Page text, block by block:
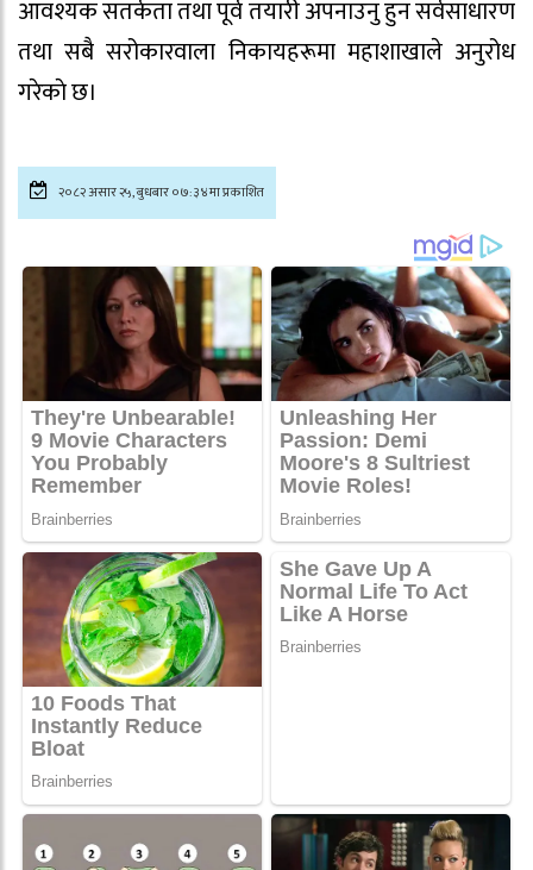
आवश्यक सतर्कता तथा पूर्व तयारी अपनाउनु हुन सर्वसाधारण
तथा सबै सरोकारवाला निकायहरूमा महाशाखाले अनुरोध
गरेकाे छ।
२०८२ असार २५, बुधबार ०७:३४मा प्रकाशित